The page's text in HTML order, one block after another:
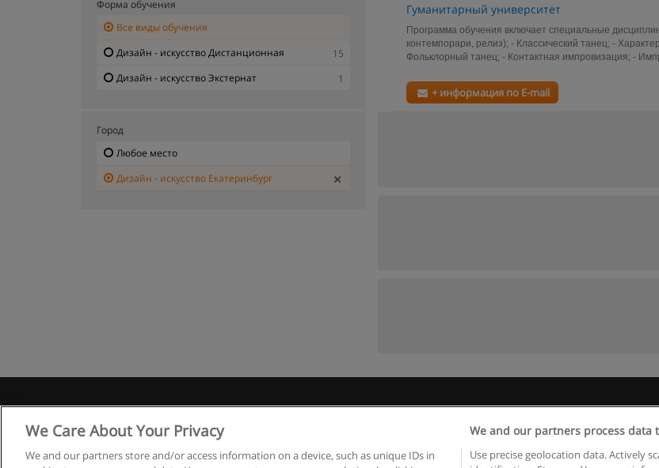
Гуманитарный университет
Программа обучения включает специальные
контемпорари, релиз); - Классический танец; -
Фольклорный танец; - Контактная импровизация; -
+ информация по E-mail
Форма обучения
Все виды обучения
Дизайн - искусство Дистанционная
15
Дизайн - искусство Экстернат
1
Город
Любое место
Дизайн - искусство Екатеринбург
Copyright © Educaedu Business S.L. - CIF : B-95610580: -
We Care About Your Privacy
We and our partners store and/or access information on a device, such as unique IDs in
We and our partners process data
Use precise geolocation data. Actively